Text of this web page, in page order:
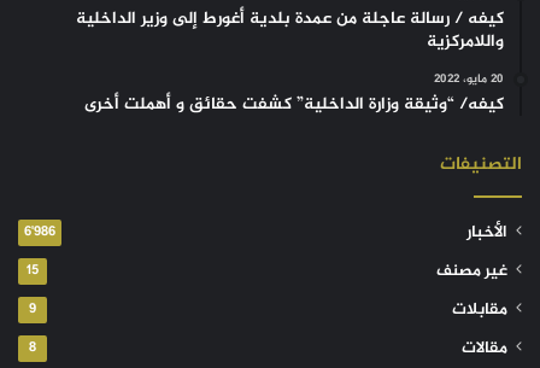
كيفه / رسالة عاجلة من عمدة بلدية أغورط إلى وزير الداخلية
واللامركزية
20 مايو، 2022
كيفه/ “وثيقة وزارة الداخلية” كشفت حقائق و أهملت أخرى
التصنيفات
الأخبار 6٬986
غير مصنف 15
مقابلات 9
مقالات 8